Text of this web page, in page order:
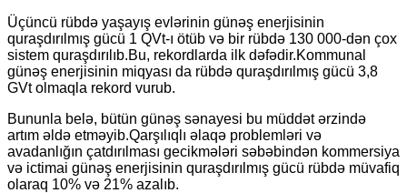
Üçüncü rübdə yaşayış evlərinin günəş enerjisinin
quraşdırılmış gücü 1 QVt-ı ötüb və bir rübdə 130 000-dən çox
sistem quraşdırılıb.Bu, rekordlarda ilk dəfədir.Kommunal
günəş enerjisinin miqyası da rübdə quraşdırılmış gücü 3,8
GVt olmaqla rekord vurub.
Bununla belə, bütün günəş sənayesi bu müddət ərzində
artım əldə etməyib.Qarşılıqlı əlaqə problemləri və
avadanlığın çatdırılması gecikmələri səbəbindən kommersiya
və ictimai günəş enerjisinin quraşdırılmış gücü rübdə müvafiq
olaraq 10% və 21% azalıb.